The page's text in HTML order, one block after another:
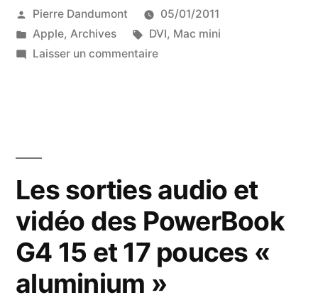
et
vidéo
et
Intel/GMA »
Publié
par
Pierre Dandumont
05/01/2011
Publié
dans
Apple, Archives Étiquettes :
DVI, Mac mini
Laisser un commentairesur
Mac
mini
G4
et
Intel/GMA
Les sorties audio et
vidéo des PowerBook
G4 15 et 17 pouces «
aluminium »